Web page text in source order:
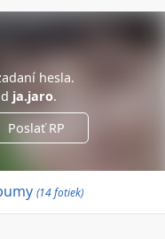
hesla.
ja.jaro.
Poslať RP
(14 fotiek)